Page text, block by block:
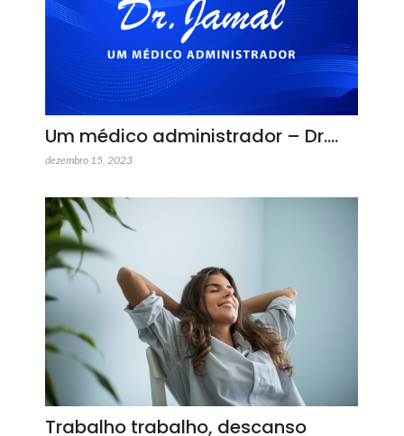
Um médico administrador – Dr.…
dezembro 15, 2023
Trabalho trabalho, descanso